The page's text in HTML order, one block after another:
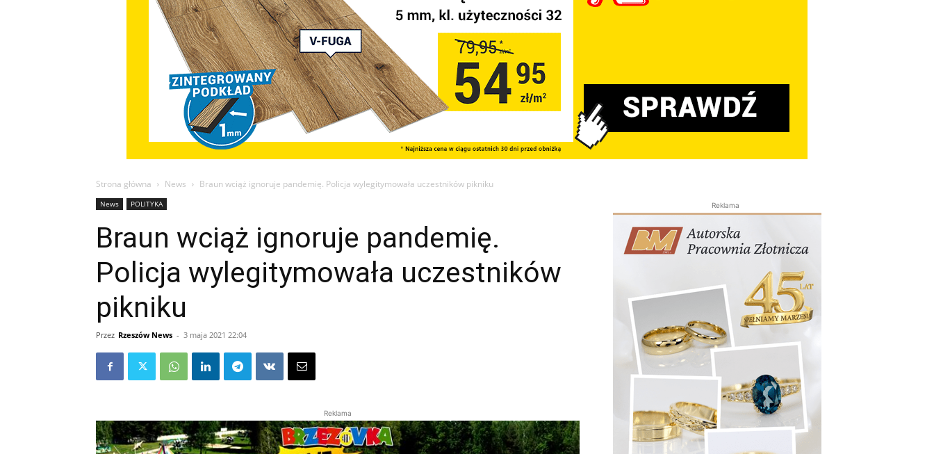
Strona główna News Braun wciąż ignoruje pandemię. Policja wylegitymowała uczestników pikniku
News POLITYKA
Braun wciąż ignoruje pandemię.
Policja wylegitymowała uczestników
pikniku
Przez Rzeszów News - 3 maja 2021 22:04
Reklama
Reklama